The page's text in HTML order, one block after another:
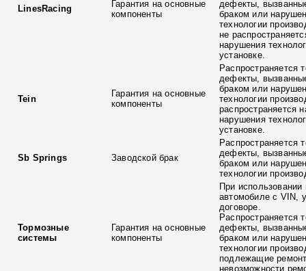
LinesRacing
Гарантия на основные
компоненты
дефекты,
браком или
технологии
не
нарушения
установке.
Tein
Гарантия на основные
компоненты
Распространяется
дефекты,
браком или
технологии
распространяется
нарушения
установке.
Sb Springs Заводской брак
Распространяется
дефекты,
браком или
технологии
Тормозные
системы
Гарантия на основные
компоненты
При использовании
автомобиле с VIN,
договоре.
Распространяется
дефекты,
браком или
технологии
подлежащие
невозможности